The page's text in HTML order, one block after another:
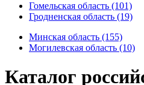
Гомельская область (101)
Гродненская область (19)
Минская область (155)
Могилевская область (10)
Каталог